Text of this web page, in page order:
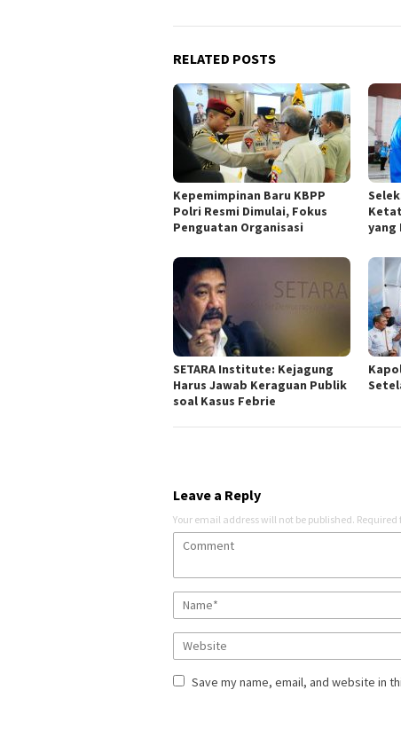
RELATED POSTS
Kepemimpinan Baru KBPP
Polri Resmi Dimulai, Fokus
Penguatan Organisasi
yang
SETARA Institute: Kejagung
Harus Jawab Keraguan Publik
soal Kasus Febrie
Leave a Reply
Your email address will not be published. Required
Save my name, email, and website in